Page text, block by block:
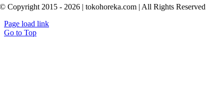
© Copyright 2015 - 2026 | tokohoreka.com | All Rights Reserved
Page load link
Go to Top